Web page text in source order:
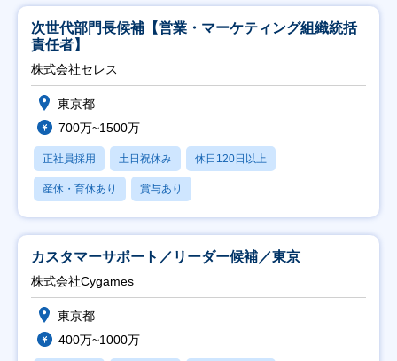
次世代部門長候補【営業・マーケティング組織統括
責任者】
株式会社セレス
東京都
700万~1500万
正社員採用 土日祝休み 休日120日以上
産休・育休あり 賞与あり
カスタマーサポート／リーダー候補／東京
株式会社Cygames
東京都
400万~1000万